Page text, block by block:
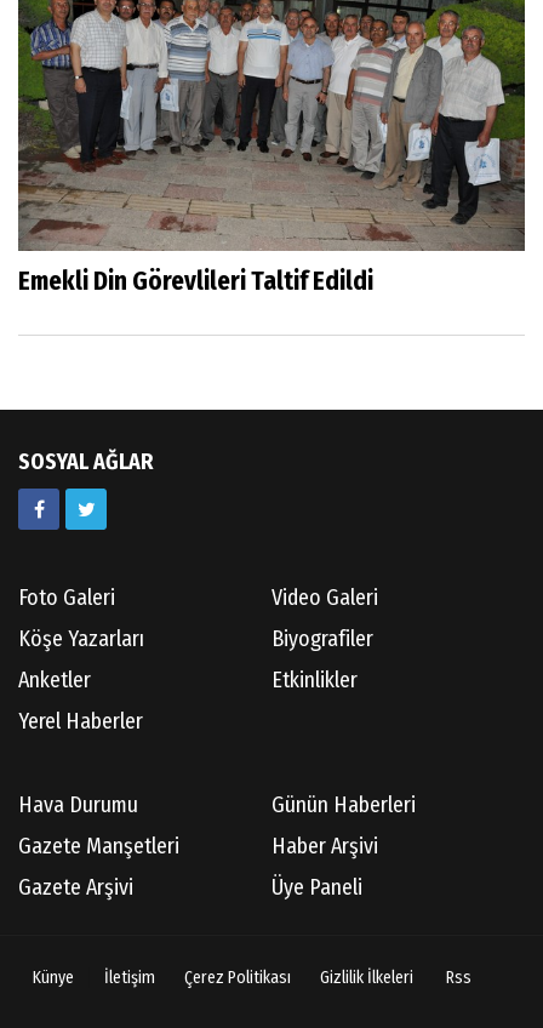
Emekli Din Görevlileri Taltif Edildi
SOSYAL AĞLAR
Foto Galeri
Video Galeri
Köşe Yazarları
Biyografiler
Anketler
Etkinlikler
Yerel Haberler
Hava Durumu
Günün Haberleri
Gazete Manşetleri
Haber Arşivi
Gazete Arşivi
Üye Paneli
Künye İletişim Çerez Politikası Gizlilik İlkeleri Rss